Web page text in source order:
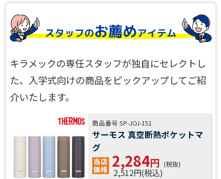
スタッフのお薦めアイテム
キラメックの専任スタッフが独自にセレクトし
た、入学式向けの商品をピックアップしてご紹
介いたします。
商品番号 SP-JOJ-151
サーモス 真空断熱ポケットマ
グ
2,284円 (税抜)
2,512円(税込)